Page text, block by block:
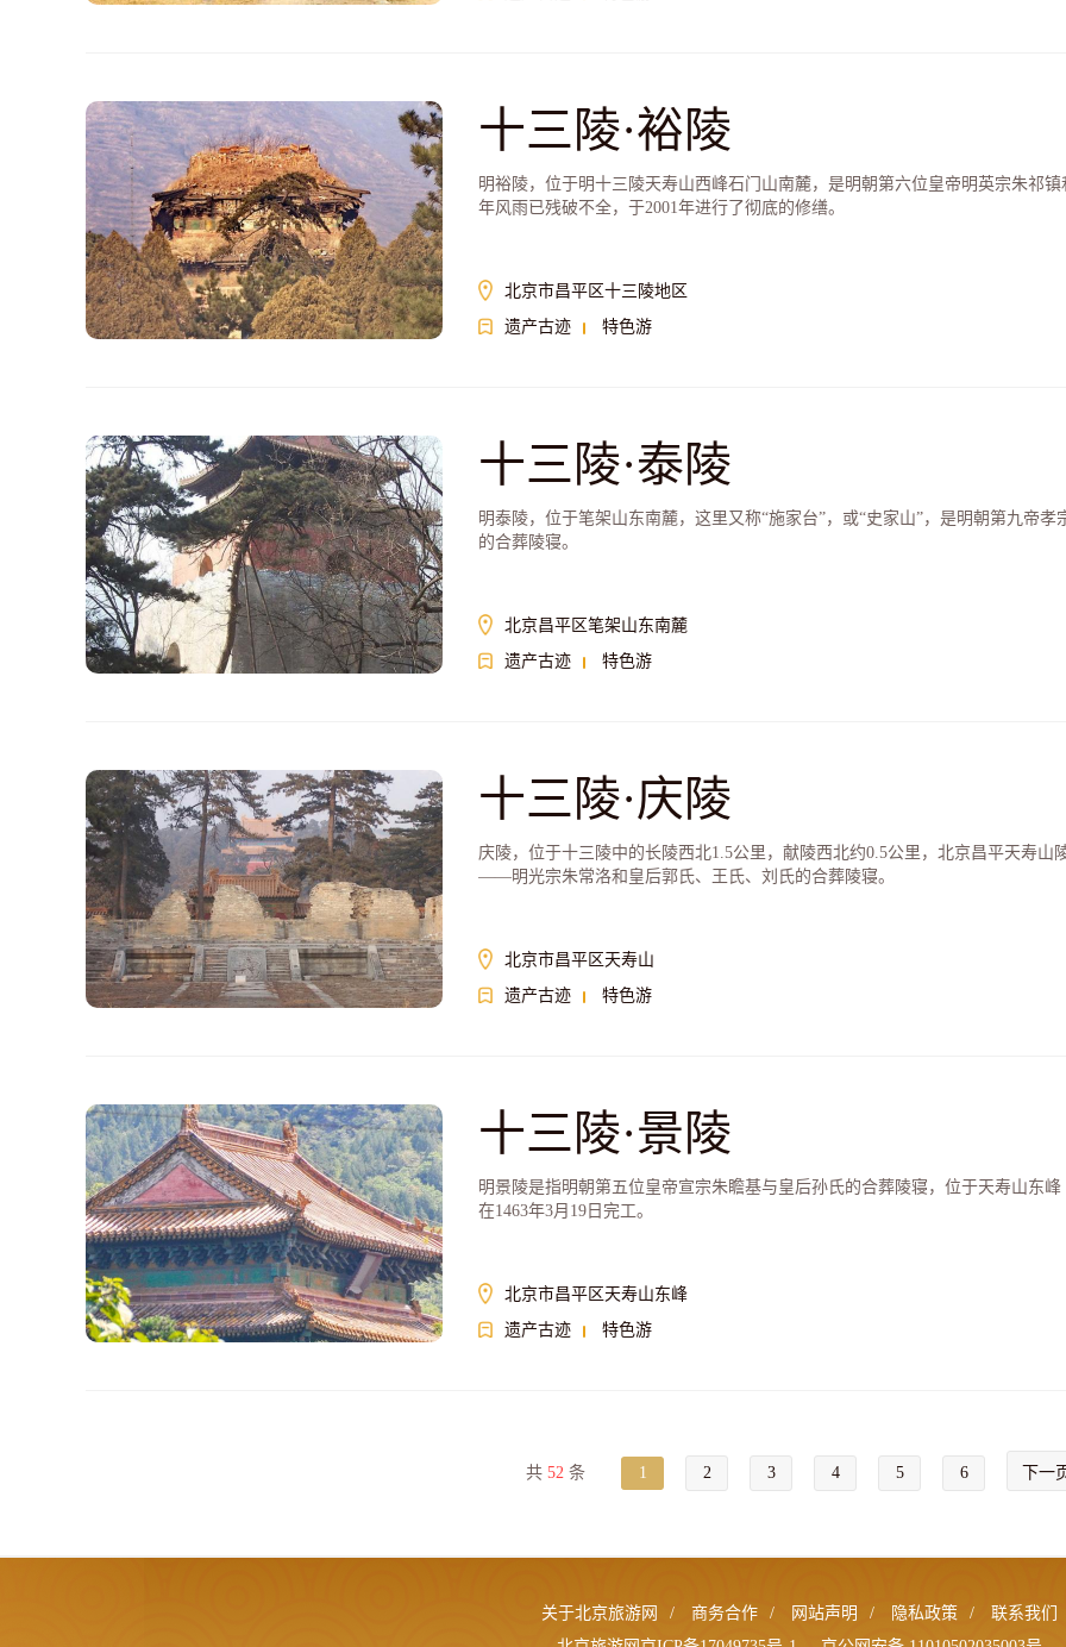
十三陵·裕陵
明裕陵，位于明十三陵天寿山西峰石门山南麓，是明朝第六位皇帝明英宗朱祁
年风雨已残破不全，于2001年进行了彻底的修缮。
北京市昌平区十三陵地区
遗产古迹
特色游
十三陵·泰陵
明泰陵，位于笔架山东南麓，这里又称“施家台”，或“史家山”，是明朝第九帝
的合葬陵寝。
北京昌平区笔架山东南麓
遗产古迹
特色游
十三陵·庆陵
庆陵，位于十三陵中的长陵西北1.5公里，献陵西北约0.5公里，北京昌平天寿山
——明光宗朱常洛和皇后郭氏、王氏、刘氏的合葬陵寝。
北京市昌平区天寿山
遗产古迹
特色游
十三陵·景陵
明景陵是指明朝第五位皇帝宣宗朱瞻基与皇后孙氏的合葬陵寝，位于天寿山东峰
在1463年3月19日完工。
北京市昌平区天寿山东峰
遗产古迹
特色游
共 52 条 1 2 3 4 5 6 下一
关于北京旅游网 / 商务合作 / 网站声明 / 隐私政策 /
联系我们